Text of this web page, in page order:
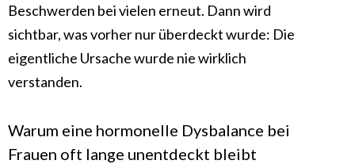
Beschwerden bei vielen erneut. Dann wird
sichtbar, was vorher nur überdeckt wurde: Die
eigentliche Ursache wurde nie wirklich
verstanden.
Warum eine hormonelle Dysbalance bei
Frauen oft lange unentdeckt bleibt